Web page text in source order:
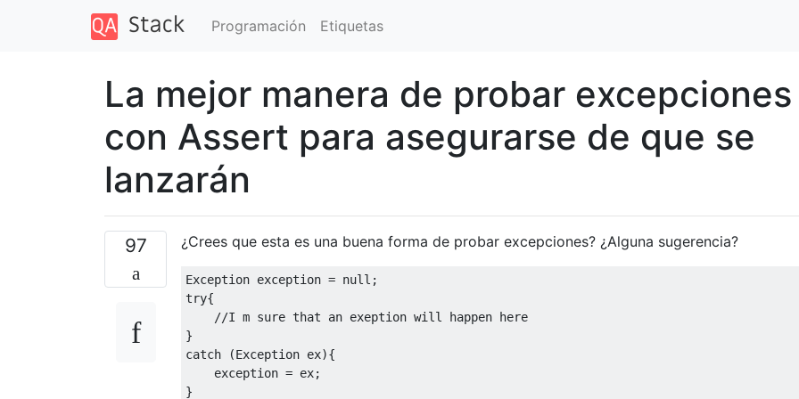
Programación Etiquetas
La mejor manera de probar excepciones
con Assert para asegurarse de que se
lanzarán
97 ¿Crees que esta es una buena forma de probar excepciones? ¿Alguna sugerencia?
Exception exception = null ;
try{
//I m sure that an exeption will happen here
}
catch
(Exception ex){
    exception
= ex;
}